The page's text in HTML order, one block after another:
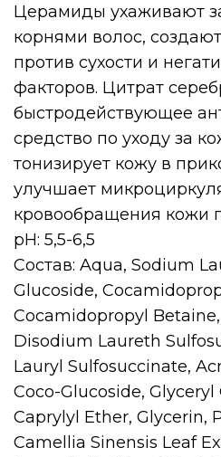
Церамиды ухаживают
корнями волос,
против сухости и
факторов. Цитрат
быстродействующее
средство по уходу за
тонизирует кожу в
улучшает
кровообращения кожи
pH: 5,5-6,5
Состав: Aqua, Sodium
Glucoside,
Cocamidopropyl
Disodium Laureth
Lauryl Sulfosuccinate,
Coco-Glucoside, Glyceryl
Caprylyl Ether, Glycerin,
Camellia Sinensis Leaf